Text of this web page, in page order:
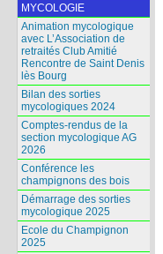
MYCOLOGIE
Animation mycologique
avec L’Association de
retraités Club Amitié
Rencontre de Saint Denis
lès Bourg
Bilan des sorties
mycologiques 2024
Comptes-rendus de la
section mycologique AG
2026
Conférence les
champignons des bois
Démarrage des sorties
mycologique 2025
Ecole du Champignon
2025